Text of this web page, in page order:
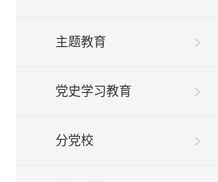
主题教育
党史学习教育
分党校